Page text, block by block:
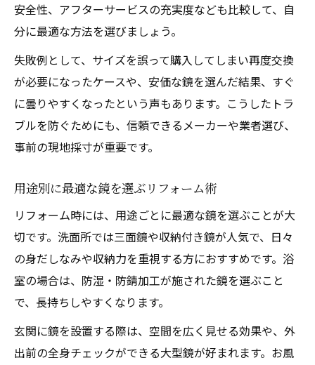
安全性、アフターサービスの充実度なども比較して、自
分に最適な方法を選びましょう。
失敗例として、サイズを誤って購入してしまい再度交換
が必要になったケースや、安価な鏡を選んだ結果、すぐ
に曇りやすくなったという声もあります。こうしたトラ
ブルを防ぐためにも、信頼できるメーカーや業者選び、
事前の現地採寸が重要です。
用途別に最適な鏡を選ぶリフォーム術
リフォーム時には、用途ごとに最適な鏡を選ぶことが大
切です。洗面所では三面鏡や収納付き鏡が人気で、日々
の身だしなみや収納力を重視する方におすすめです。浴
室の場合は、防湿・防錆加工が施された鏡を選ぶこと
で、長持ちしやすくなります。
玄関に鏡を設置する際は、空間を広く見せる効果や、外
出前の全身チェックができる大型鏡が好まれます。お風